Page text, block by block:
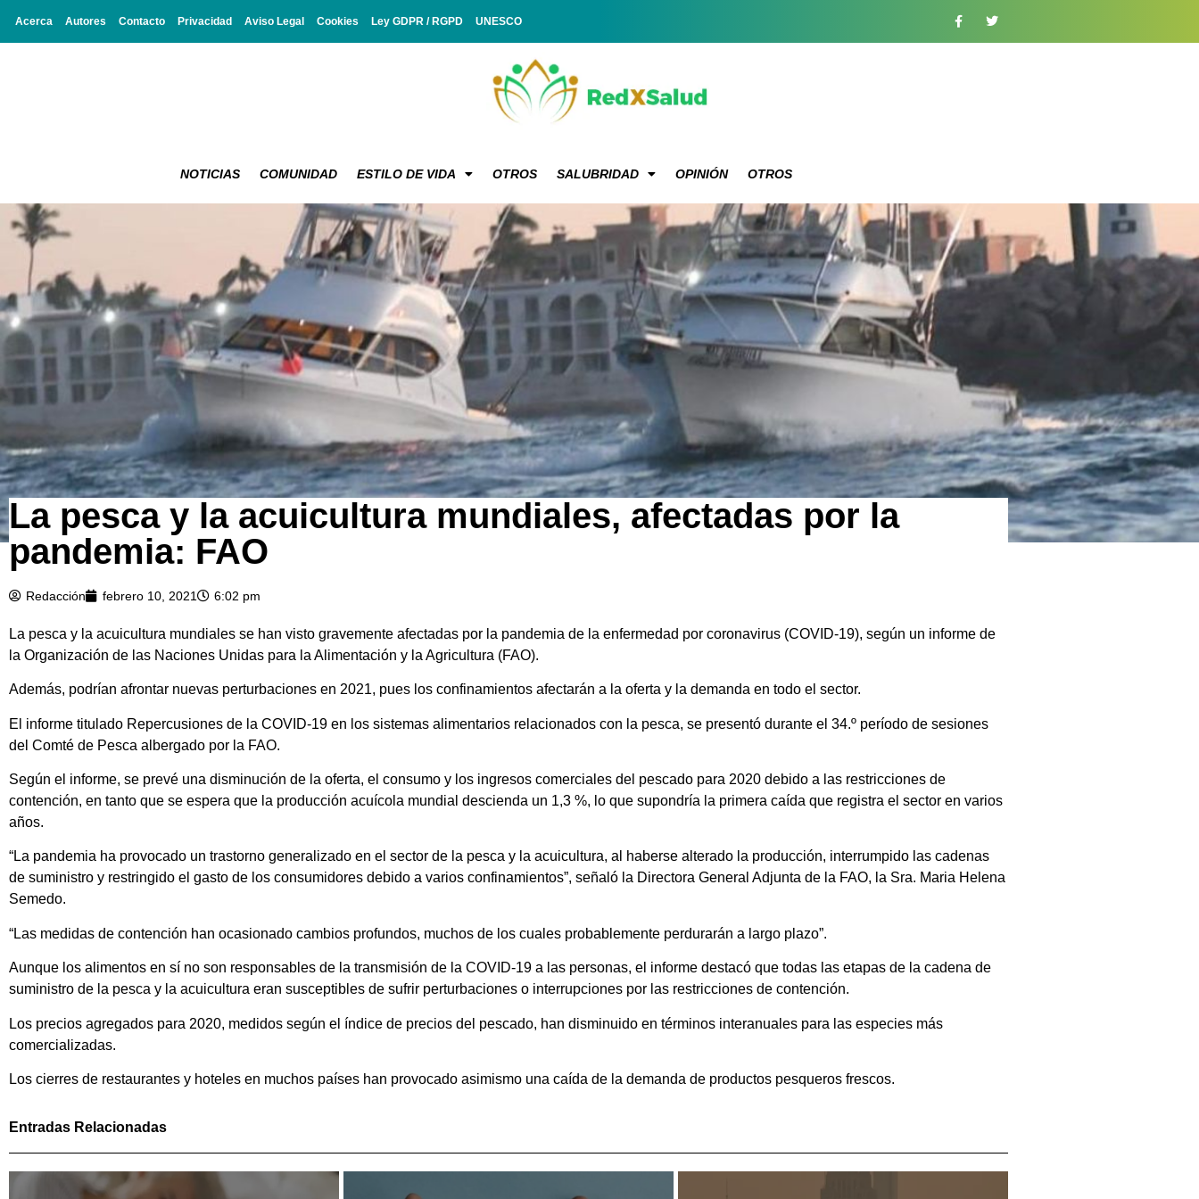
Acerca Autores Contacto Privacidad Aviso Legal Cookies Ley GDPR / RGPD UNESCO
NOTICIAS COMUNIDAD ESTILO DE VIDA OTROS SALUBRIDAD OPINIÓN OTROS
La pesca y la acuicultura mundiales, afectadas por la
pandemia: FAO
Redacción febrero 10, 2021 6:02 pm
La pesca y la acuicultura mundiales se han visto gravemente afectadas por la pandemia de la enfermedad por coronavirus (COVID-19), según un informe de
la Organización de las Naciones Unidas para la Alimentación y la Agricultura (FAO).
Además, podrían afrontar nuevas perturbaciones en 2021, pues los confinamientos afectarán a la oferta y la demanda en todo el sector.
El informe titulado Repercusiones de la COVID-19 en los sistemas alimentarios relacionados con la pesca, se presentó durante el 34.º período de sesiones
del Comté de Pesca albergado por la FAO.
Según el informe, se prevé una disminución de la oferta, el consumo y los ingresos comerciales del pescado para 2020 debido a las restricciones de
contención, en tanto que se espera que la producción acuícola mundial descienda un 1,3 %, lo que supondría la primera caída que registra el sector en varios
años.
“La pandemia ha provocado un trastorno generalizado en el sector de la pesca y la acuicultura, al haberse alterado la producción, interrumpido las cadenas
de suministro y restringido el gasto de los consumidores debido a varios confinamientos”, señaló la Directora General Adjunta de la FAO, la Sra. Maria Helena
Semedo.
“Las medidas de contención han ocasionado cambios profundos, muchos de los cuales probablemente perdurarán a largo plazo”.
Aunque los alimentos en sí no son responsables de la transmisión de la COVID-19 a las personas, el informe destacó que todas las etapas de la cadena de
suministro de la pesca y la acuicultura eran susceptibles de sufrir perturbaciones o interrupciones por las restricciones de contención.
Los precios agregados para 2020, medidos según el índice de precios del pescado, han disminuido en términos interanuales para las especies más
comercializadas.
Los cierres de restaurantes y hoteles en muchos países han provocado asimismo una caída de la demanda de productos pesqueros frescos.
Entradas Relacionadas